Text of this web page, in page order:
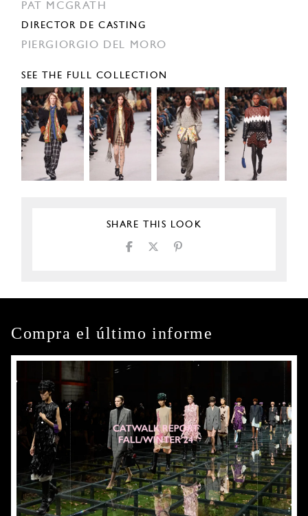
PAT MCGRATH
DIRECTOR DE CASTING
PIERGIORGIO DEL MORO
SEE THE FULL COLLECTION
SHARE THIS LOOK
Compra el último informe